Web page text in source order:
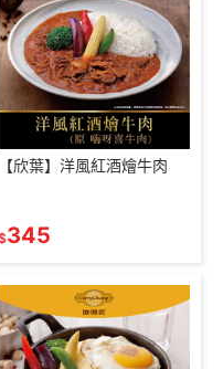
【欣葉】洋風紅酒燴牛肉
345